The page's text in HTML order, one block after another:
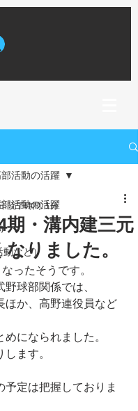
部活動の活躍
など）
部活動の活躍
期・溝内建三元
りました。
読了時間: 1分
ったそうです。
球部関係では、
ほか、高野連役員など
になられました。
ます。
予定は把握しておりま